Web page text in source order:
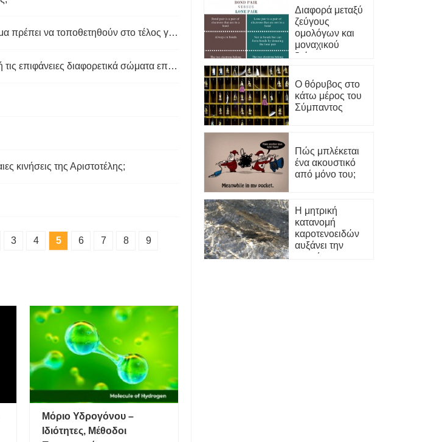
Η διάμετρος ενός ατόμου ηλίου είναι 100 μέτρα pico πόσα άτομα πρέπει να τοποθετηθούν στο τέλος για να κάνουν την αλυσίδα ένα εκατοστά μήκους;
Ποια είναι η δύναμη της έλξης μεταξύ σε αντίθεση με τα μόρια ή τις επιφάνειες διαφορετικά σώματα επαφής;
κινήσεις της Αριστοτέλης;
3 4 5 6 7 8 9
Μόριο Υδρογόνου –
Ιδιότητες, Μέθοδοι
Διαφορά μεταξύ
ζεύγους
ομολόγων και
μοναχικού
ζεύγους
Ο θόρυβος στο
κάτω μέρος του
Σύμπαντος
Πώς μπλέκεται
ένα ακουστικό
από μόνο του;
Η μητρική
κατανομή
καροτενοειδών
αυξάνει την
ανοχή στη